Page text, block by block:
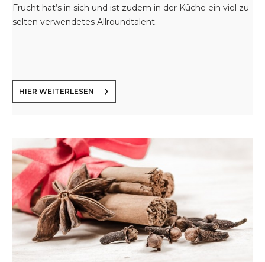
Frucht hat’s in sich und ist zudem in der Küche ein viel zu
selten verwendetes Allroundtalent.
HIER WEITERLESEN